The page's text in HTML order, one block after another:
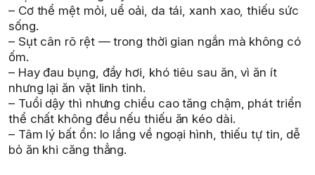
– Cơ thể mệt mỏi, uể oải, da tái, xanh xao, thiếu sức
sống.
– Sụt cân rõ rệt — trong thời gian ngắn mà không có
ốm.
– Hay đau bụng, đầy hơi, khó tiêu sau ăn, vì ăn ít
nhưng lại ăn vặt linh tinh.
– Tuổi dậy thì nhưng chiều cao tăng chậm, phát triển
thể chất không đều nếu thiếu ăn kéo dài.
– Tâm lý bất ổn: lo lắng về ngoại hình, thiếu tự tin, dễ
bỏ ăn khi căng thẳng.